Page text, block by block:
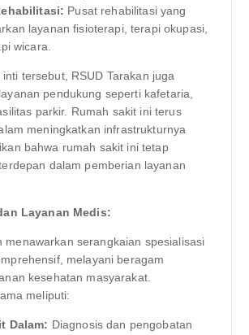
Pusat rehabilitasi yang
layanan fisioterapi, terapi okupasi,
wicara.
tersebut, RSUD Tarakan juga
pendukung seperti kafetaria,
parkir. Rumah sakit ini terus
meningkatkan infrastrukturnya
bahwa rumah sakit ini tetap
dalam pemberian layanan
Layanan Medis:
menawarkan serangkaian spesialisasi
melayani beragam
kesehatan masyarakat.
meliputi:
Dalam: Diagnosis dan pengobatan